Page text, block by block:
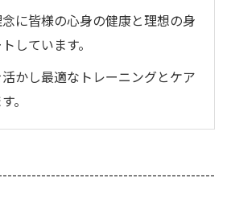
念に皆様の心身の健康と理想の身
しています。
かし最適なトレーニングとケア
。